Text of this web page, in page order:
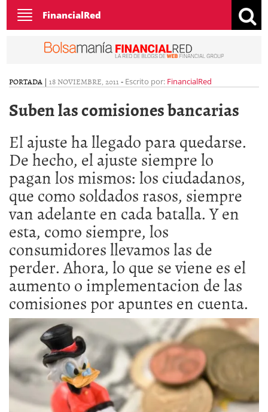
Toggle
navigation
FinancialRed
PORTADA | 18 NOVIEMBRE, 2011 - Escrito por: FinancialRed
Suben las comisiones bancarias
El ajuste ha llegado para quedarse.
De hecho, el ajuste siempre lo
pagan los mismos: los ciudadanos,
que como soldados rasos, siempre
van adelante en cada batalla. Y en
esta, como siempre, los
consumidores llevamos las de
perder. Ahora, lo que se viene es el
aumento o implementacion de las
comisiones por apuntes en cuenta.